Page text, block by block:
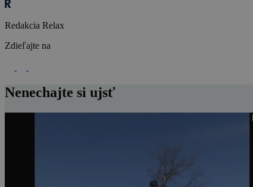
Redakcia Relax
Zdieľajte na
Nenechajte si ujsť